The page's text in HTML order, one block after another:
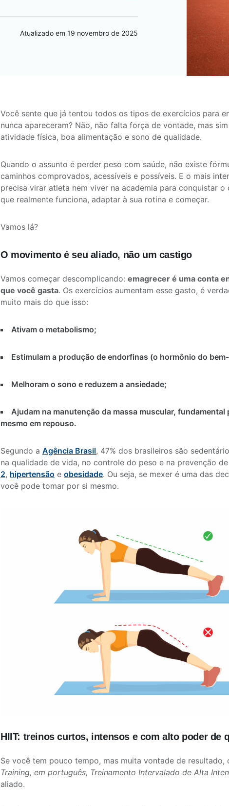
Atualizado em 19 novembro de 2025
Você sente que já tentou todos os tipos de exercícios para
nunca apareceram? Não, não falta força de vontade, mas
atividade física, boa alimentação e sono de qualidade.
Quando o assunto é perder peso com saúde, não existe
caminhos comprovados, acessíveis e possíveis. E o mais
precisa virar atleta nem viver na academia para conquistar o
que realmente funciona, adaptar à sua rotina e começar.
Vamos lá?
O movimento é seu aliado, não um castigo
Vamos começar descomplicando: emagrecer é uma conta
que você gasta. Os exercícios aumentam esse gasto, é
muito mais do que isso:
Ativam o metabolismo;
Estimulam a produção de endorfinas (o hormônio do
Melhoram o sono e reduzem a ansiedade;
Ajudam na manutenção da massa muscular, fundamental
mesmo em repouso.
Segundo a Agência Brasil, 47% dos brasileiros são
na qualidade de vida, no controle do peso e na prevenção
2, hipertensão e obesidade. Ou seja, se mexer é uma das
você pode tomar por si mesmo.
HIIT: treinos curtos, intensos e com alto poder de
Se você tem pouco tempo, mas muita vontade de resultado,
Training, em português, Treinamento Intervalado de Alta
aliado.